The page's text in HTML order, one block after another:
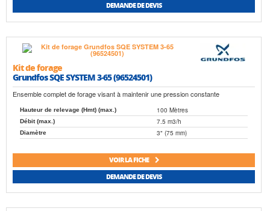
DEMANDE DE DEVIS
Kit de forage
Grundfos SQE SYSTEM 3-65 (96524501)
Ensemble complet de forage visant à maintenir une pression constante
Hauteur de relevage (Hmt) (max.) 100 Mètres
Débit (max.) 7.5 m3/h
Diamètre 3" (75 mm)
VOIR LA FICHE
DEMANDE DE DEVIS